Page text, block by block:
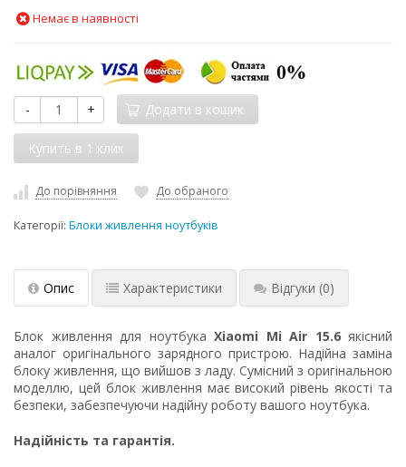
Немає в наявності
- + Додати в кошик
До порівняння До обраного
Категорії: Блоки живлення ноутбуків
Опис Характеристики Відгуки (0)
Блок живлення для ноутбука Xiaomi Mi Air 15.6якісний
аналог оригінального зарядного пристрою. Надійна заміна
блоку живлення, що вийшов з ладу. Сумісний з оригінальною
моделлю, цей блок живлення має високий рівень якості та
безпеки, забезпечуючи надійну роботу вашого ноутбука.
Надійність та гарантія.